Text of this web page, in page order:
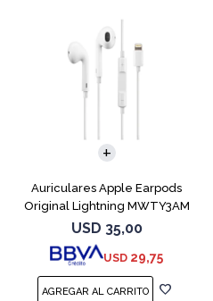
Auriculares Apple Earpods
Original Lightning MWTY3AM
USD 35,00
USD 29,75